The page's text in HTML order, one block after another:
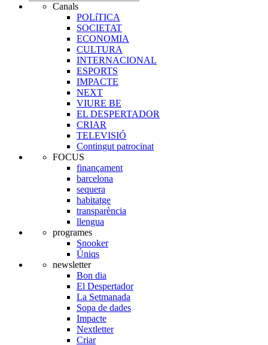
Canals
POLíTICA
SOCIETAT
ECONOMIA
CULTURA
INTERNACIONAL
ESPORTS
IMPACTE
NEXT
VIURE BE
EL DESPERTADOR
CRIAR
TELEVISIÓ
Contingut patrocinat
FOCUS
finançament
barcelona
sequera
habitatge
transparència
llengua
programes
Snooker
Úniqs
newsletter
Bon dia
El Despertador
La Setmanada
Sopa de dades
Impacte
Nextletter
Criar